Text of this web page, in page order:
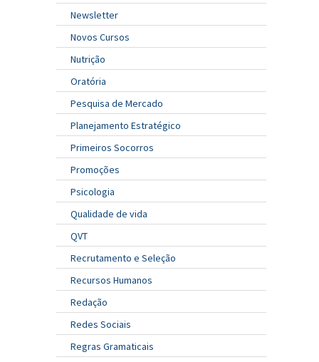
Newsletter
Novos Cursos
Nutrição
Oratória
Pesquisa de Mercado
Planejamento Estratégico
Primeiros Socorros
Promoções
Psicologia
Qualidade de vida
QVT
Recrutamento e Seleção
Recursos Humanos
Redação
Redes Sociais
Regras Gramaticais